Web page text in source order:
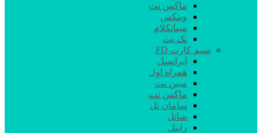
ماکس نت
وینکس
مبناتکلام
تک نت
سیم کارت FD
ایرانسل
همراه اول
مبین نت
ماکس نت
سامان تل
شاتل
رایتل